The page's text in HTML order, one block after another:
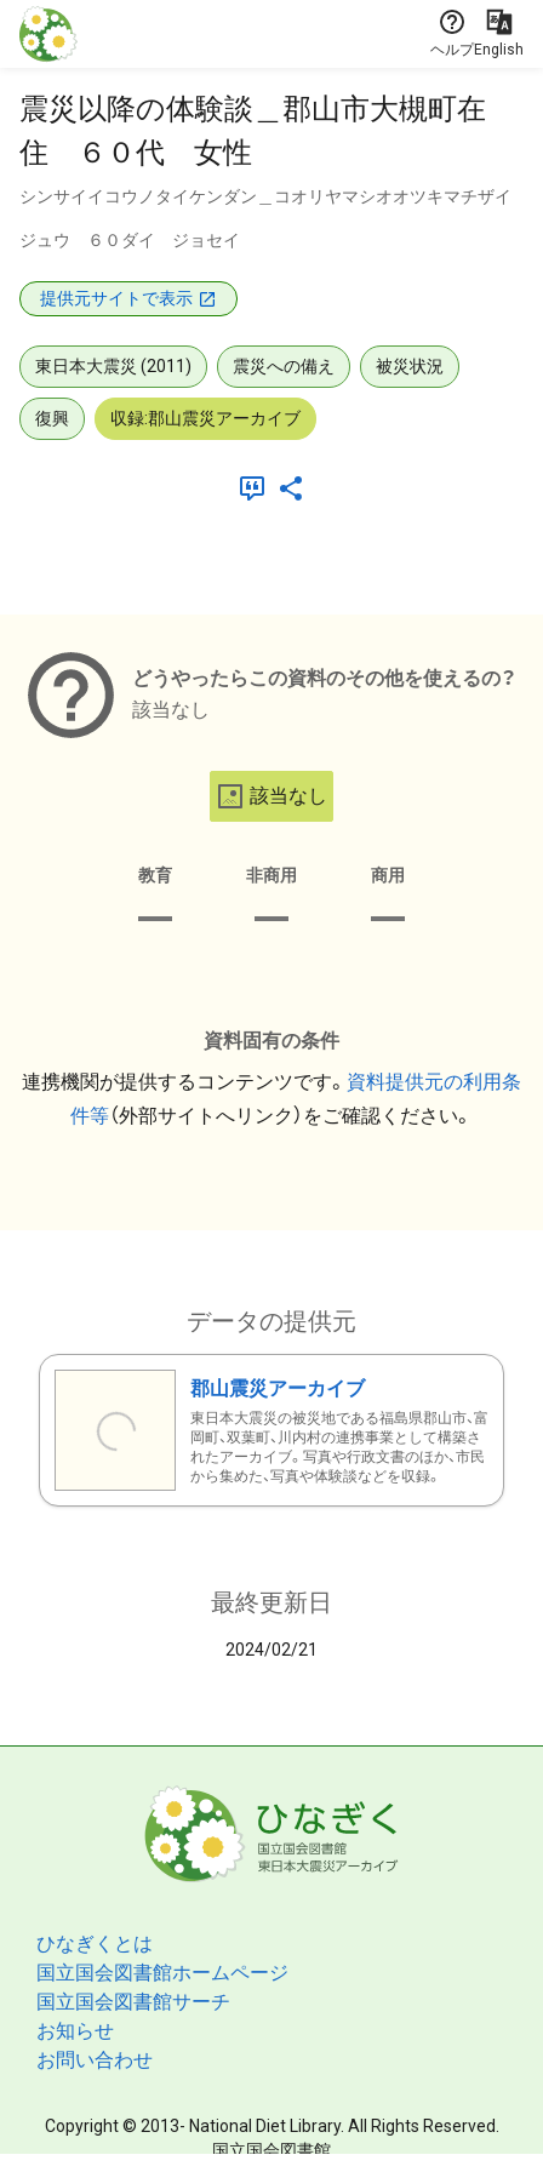
本文に飛ぶ
ヘルプEnglish
震災以降の体験談＿郡山市大槻町在
住 ６０代 女性
シンサイイコウノタイケンダン＿コオリヤマシオオツキマチザイ
ジュウ ６０ダイ ジョセイ
提供元サイトで表示
東日本大震災 (2011) 震災への備え 被災状況
復興 収録:郡山震災アーカイブ
どうやったらこの資料のその他を使えるの？
該当なし
該当なし
教育 非商用 商用
資料固有の条件
連携機関が提供するコンテンツです。 資料提供元の利用条
件等（外部サイトへリンク）をご確認ください。
データの提供元
郡山震災アーカイブ
東日本大震災の被災地である福島県郡山市、富
岡町、双葉町、川内村の連携事業として構築さ
れたアーカイブ。写真や行政文書のほか、市民
から集めた、写真や体験談などを収録。
最終更新日
2024/02/21
ひなぎくとは
国立国会図書館ホームページ
国立国会図書館サーチ
お知らせ
お問い合わせ
Copyright © 2013- National Diet Library. All Rights Reserved.